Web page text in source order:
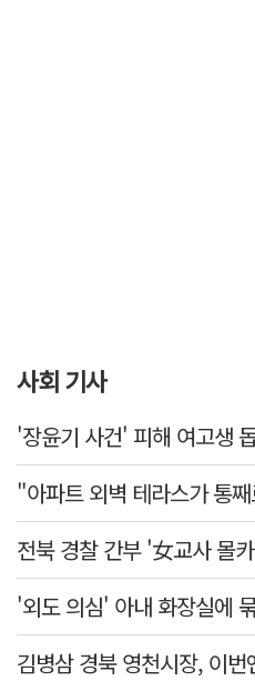
사회 기사